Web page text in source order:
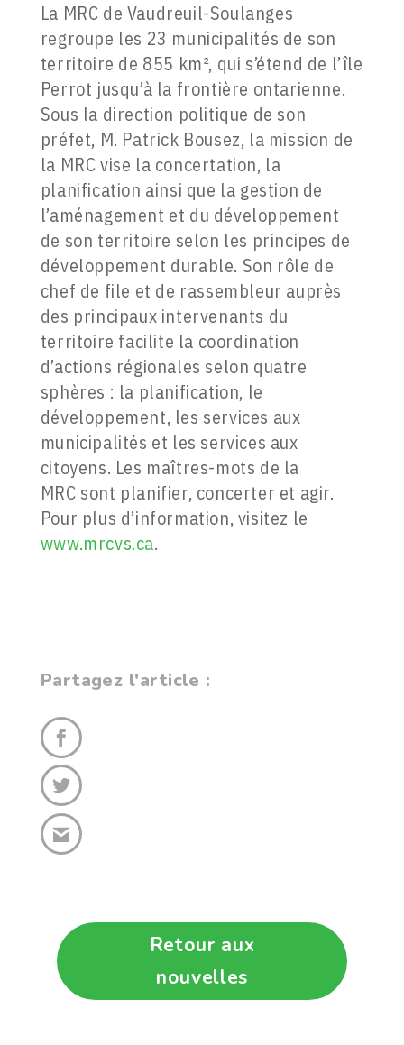
La MRC de Vaudreuil-Soulanges
regroupe les 23 municipalités de son
territoire de 855 km², qui s’étend de l’île
Perrot jusqu’à la frontière ontarienne.
Sous la direction politique de son
préfet, M. Patrick Bousez, la mission de
la MRC vise la concertation, la
planification ainsi que la gestion de
l’aménagement et du développement
de son territoire selon les principes de
développement durable. Son rôle de
chef de file et de rassembleur auprès
des principaux intervenants du
territoire facilite la coordination
d’actions régionales selon quatre
sphères : la planification, le
développement, les services aux
municipalités et les services aux
citoyens. Les maîtres-mots de la
MRC sont planifier, concerter et agir.
Pour plus d’information, visitez le
www.mrcvs.ca.
Partagez l'article :
Retour aux
nouvelles